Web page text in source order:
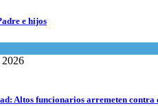
e hijos
2026
Altos funcionarios arremeten